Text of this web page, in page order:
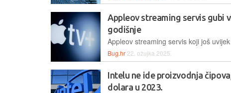
Appleov streaming servis gubi
godišnje
Bug.hr 22. ožujka 2025.
Intelu ne ide proizvodnja
dolara u 2023.